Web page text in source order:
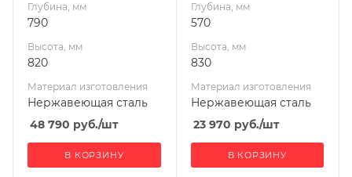
115
500
90
60
Глубина, мм
790
Высота, мм
820
Материал изготовления
Нержавеющая сталь
48 790 руб./шт
В КОРЗИНУ
115
400
50
60
Глубина, мм
570
Высота, мм
830
Материал изготовления
Нержавеющая сталь
23 970 руб./шт
В КОРЗИНУ